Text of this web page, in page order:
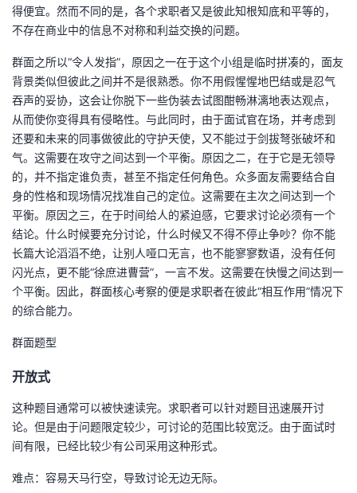
程
认
证
的
实
验
我
的
收
藏
支
持
声
建
议
得便宜。然而不同的是，各个求职者又是彼此知根知底和平等的，
不存在商业中的信息不对称和利益交换的问题。
群面之所以“令人发指”，原因之一在于这个小组是临时拼凑的，面友
背景类似但彼此之间并不是很熟悉。你不用假惺惺地巴结或是忍气
吞声的妥协，这会让你脱下一些伪装去试图酣畅淋漓地表达观点，
从而使你变得具有侵略性。与此同时，由于面试官在场，并考虑到
还要和未来的同事做彼此的守护天使，又不能过于剑拔弩张破坏和
气。这需要在攻守之间达到一个平衡。原因之二，在于它是无领导
的，并不指定谁负责，甚至不指定任何角色。众多面友需要结合自
身的性格和现场情况找准自己的定位。这需要在主次之间达到一个
平衡。原因之三，在于时间给人的紧迫感，它要求讨论必须有一个
结论。什么时候要充分讨论，什么时候又不得不停止争吵？你不能
长篇大论滔滔不绝，让别人哑口无言，也不能寥寥数语，没有任何
闪光点，更不能“徐庶进曹营”，一言不发。这需要在快慢之间达到一
个平衡。因此，群面核心考察的便是求职者在彼此“相互作用”情况下
的综合能力。
群面题型
开放式
这种题目通常可以被快速读完。求职者可以针对题目迅速展开讨
论。但是由于问题限定较少，可讨论的范围比较宽泛。由于面试时
间有限，已经比较少有公司采用这种形式。
难点：容易天马行空，导致讨论无边无际。